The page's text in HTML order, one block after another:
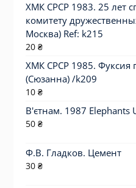
ХМК СРСР 1983. 25 лет
комитету
Москва) Ref: k215
20 ₴
ХМК СРСР 1985. Фуксия
(Сюзанна) /k209
10 ₴
В'єтнам. 1987 Elephants
50 ₴
Ф.В. Гладков. Цемент
30 ₴